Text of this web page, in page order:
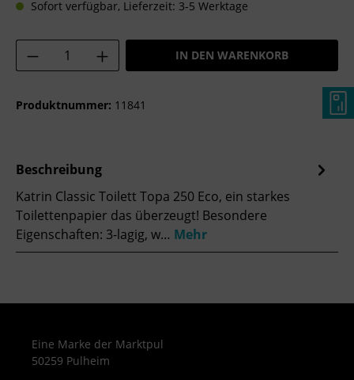
Sofort verfügbar, Lieferzeit: 3-5 Werktage
Produkt Anzahl: Gib den gewünschten
IN DEN WARENKORB
Produktnummer: 11841
Beschreibung
Katrin Classic Toilett Topa 250 Eco, ein starkes
Toilettenpapier das überzeugt! Besondere
Eigenschaften: 3-lagig, w… Mehr
Eine Marke der Marktpul
50259 Pulheim